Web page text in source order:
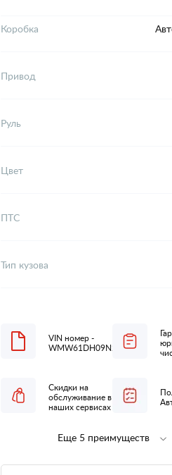
Коробка
Привод
Руль
Цвет
ПТС
Тип кузова
VIN номер -
WMW61DH09N2R12640
Скидки на
обслуживание в
наших сервисах
Полная
Еще 5 преимуществ